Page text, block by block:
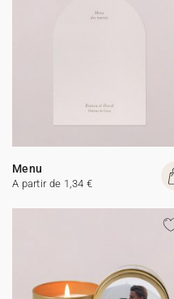
Menu
A partir de 1,34 €